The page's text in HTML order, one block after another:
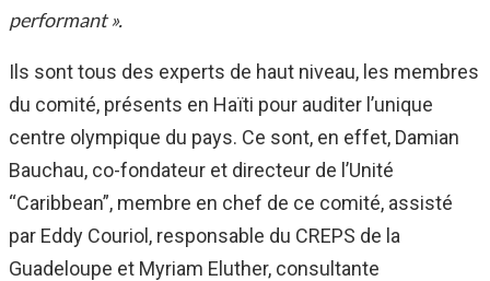
performant ».
Ils sont tous des experts de haut niveau, les membres
du comité, présents en Haïti pour auditer l’unique
centre olympique du pays. Ce sont, en effet, Damian
Bauchau, co-fondateur et directeur de l’Unité
“Caribbean”, membre en chef de ce comité, assisté
par Eddy Couriol, responsable du CREPS de la
Guadeloupe et Myriam Eluther, consultante